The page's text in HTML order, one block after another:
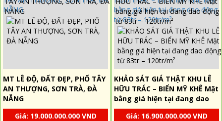
MT LÊ ĐỘ, ĐẤT ĐẸP, PHỐ TÂY
AN THƯỢNG, SƠN TRÀ, ĐÀ
NẴNG
Giá: 19.000.000.000 VND
KHẢO SÁT GIÁ THẬT KHU LÊ
HỮU TRÁC – BIỂN MỸ KHÊ Mặt
bằng giá hiện tại đang dao
động từ 83tr – 120tr/m²
Giá: 16.900.000.000 VND